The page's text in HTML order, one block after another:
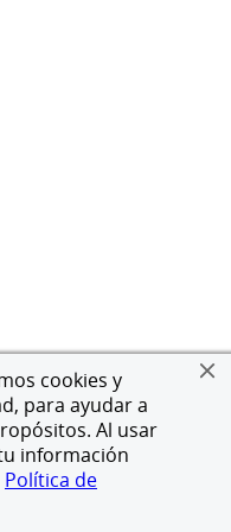
cookies y
para ayudar a
Al usar
información
Política de